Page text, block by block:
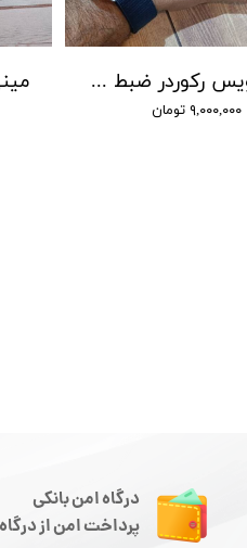
مینی ویس رکوردر ضبط صدا سونی - شنود صدا
۹,۰۰۰,۰۰۰ تومان
درگاه امن بانکی
پرداخت امن از